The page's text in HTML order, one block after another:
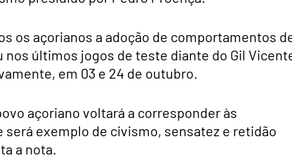
os açorianos a adoção de comportamentos
últimos jogos de teste diante do Gil
em 03 e 24 de outubro.
açoriano voltará a corresponder às
exemplo de civismo, sensatez e retidão
a nota.